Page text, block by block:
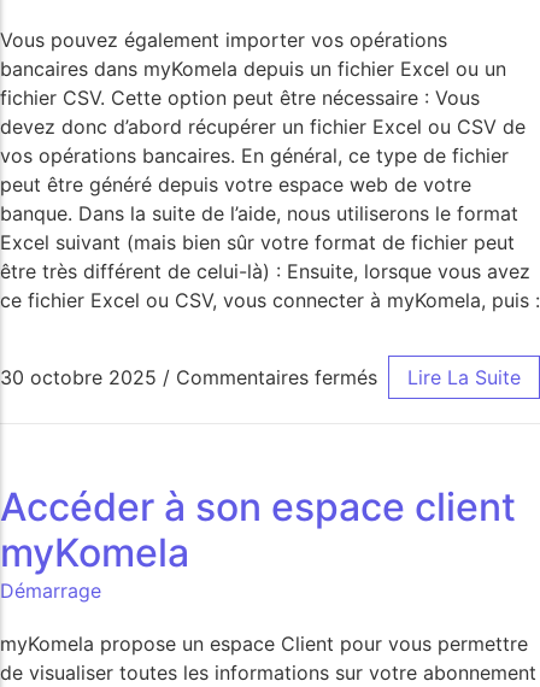
Vous pouvez également importer vos opérations
bancaires dans myKomela depuis un fichier Excel ou un
fichier CSV. Cette option peut être nécessaire : Vous
devez donc d’abord récupérer un fichier Excel ou CSV de
vos opérations bancaires. En général, ce type de fichier
peut être généré depuis votre espace web de votre
banque. Dans la suite de l’aide, nous utiliserons le format
Excel suivant (mais bien sûr votre format de fichier peut
être très différent de celui-là) : Ensuite, lorsque vous avez
ce fichier Excel ou CSV, vous connecter à myKomela, puis :
30 octobre 2025 / Commentaires fermés Lire La Suite
Accéder à son espace client
myKomela
Démarrage
myKomela propose un espace Client pour vous permettre
de visualiser toutes les informations sur votre abonnement